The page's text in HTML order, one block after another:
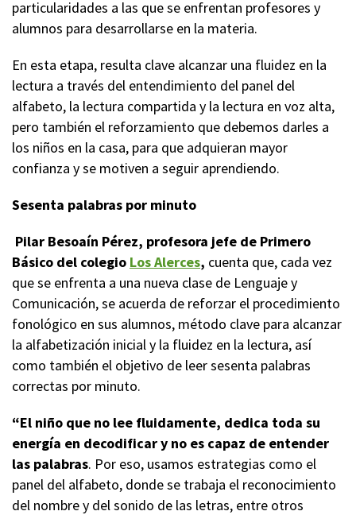
particularidades a las que se enfrentan profesores y
alumnos para desarrollarse en la materia.
En esta etapa, resulta clave alcanzar una fluidez en la
lectura a través del entendimiento del panel del
alfabeto, la lectura compartida y la lectura en voz alta,
pero también el reforzamiento que debemos darles a
los niños en la casa, para que adquieran mayor
confianza y se motiven a seguir aprendiendo.
Sesenta palabras por minuto
Pilar Besoaín Pérez, profesora jefe de Primero
Básico del colegio Los Alerces, cuenta que, cada vez
que se enfrenta a una nueva clase de Lenguaje y
Comunicación, se acuerda de reforzar el procedimiento
fonológico en sus alumnos, método clave para alcanzar
la alfabetización inicial y la fluidez en la lectura, así
como también el objetivo de leer sesenta palabras
correctas por minuto.
“El niño que no lee fluidamente, dedica toda su
energía en decodificar y no es capaz de entender
las palabras. Por eso, usamos estrategias como el
panel del alfabeto, donde se trabaja el reconocimiento
del nombre y del sonido de las letras, entre otros